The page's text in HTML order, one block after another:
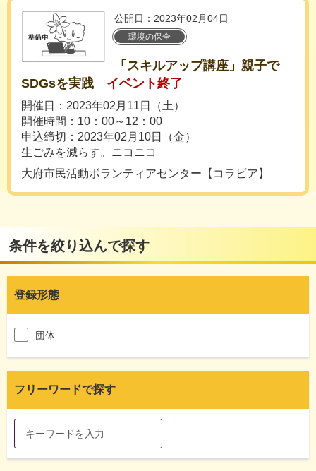
公開日：2023年02月04日
環境の保全
「スキルアップ講座」親子で
SDGsを実践
イベント終了
開催日：2023年02月11日（土）
開催時間：10：00～12：00
申込締切：2023年02月10日（金）
生ごみを減らす。ニコニコ
大府市民活動ボランティアセンター【コラビア】
条件を絞り込んで探す
登録形態
団体
フリーワードで探す